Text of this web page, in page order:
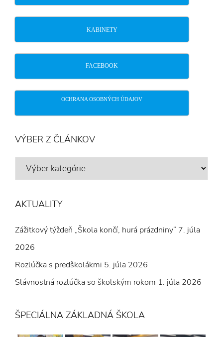
KABINETY
FACEBOOK
OCHRANA OSOBNÝCH ÚDAJOV
VÝBER Z ČLÁNKOV
VÝBER
AKTUALITY
Zážitkový týždeň „Škola končí, hurá prázdniny“ 7. júla
2026
Rozlúčka s predškolákmi 5. júla 2026
Slávnostná rozlúčka so školským rokom 1. júla 2026
ŠPECIÁLNA ZÁKLADNÁ ŠKOLA